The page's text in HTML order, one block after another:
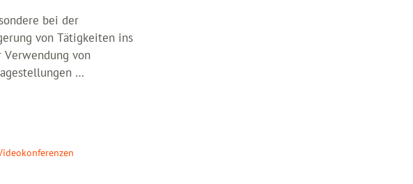
bei der
von Tätigkeiten ins
von
…